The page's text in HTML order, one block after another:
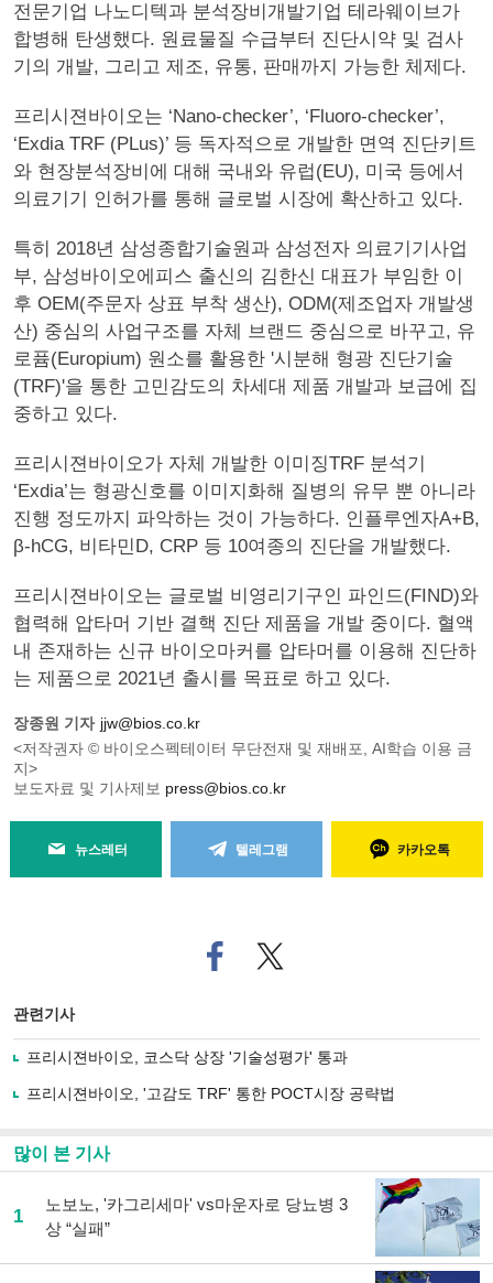
전문기업 나노디텍과 분석장비개발기업 테라웨이브가
합병해 탄생했다. 원료물질 수급부터 진단시약 및 검사
기의 개발, 그리고 제조, 유통, 판매까지 가능한 체제다.
프리시젼바이오는 ‘Nano-checker’, ‘Fluoro-checker’,
‘Exdia TRF (PLus)’ 등 독자적으로 개발한 면역 진단키트
와 현장분석장비에 대해 국내와 유럽(EU), 미국 등에서
의료기기 인허가를 통해 글로벌 시장에 확산하고 있다.
특히 2018년 삼성종합기술원과 삼성전자 의료기기사업
부, 삼성바이오에피스 출신의 김한신 대표가 부임한 이
후 OEM(주문자 상표 부착 생산), ODM(제조업자 개발생
산) 중심의 사업구조를 자체 브랜드 중심으로 바꾸고, 유
로퓸(Europium) 원소를 활용한 '시분해 형광 진단기술
(TRF)'을 통한 고민감도의 차세대 제품 개발과 보급에 집
중하고 있다.
프리시젼바이오가 자체 개발한 이미징TRF 분석기
‘Exdia’는 형광신호를 이미지화해 질병의 유무 뿐 아니라
진행 정도까지 파악하는 것이 가능하다. 인플루엔자A+B,
β-hCG, 비타민D, CRP 등 10여종의 진단을 개발했다.
프리시젼바이오는 글로벌 비영리기구인 파인드(FIND)와
협력해 압타머 기반 결핵 진단 제품을 개발 중이다. 혈액
내 존재하는 신규 바이오마커를 압타머를 이용해 진단하
는 제품으로 2021년 출시를 목표로 하고 있다.
장종원 기자 jjw@bios.co.kr
<저작권자 © 바이오스펙테이터 무단전재 및 재배포, AI학습 이용 금
지>
보도자료 및 기사제보 press@bios.co.kr
뉴스레터 텔레그램 카카오톡
페
이
로
기
사
기
트위
터로
관련기사
프리시젼바이오, 코스닥 상장 '기술성평가' 통과
프리시젼바이오, '고감도 TRF' 통한 POCT시장 공략법
많이 본 기사
1
노보노, '카그리세마' vs마운자로 당뇨병 3
상 “실패”